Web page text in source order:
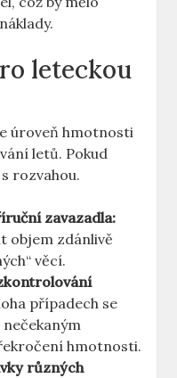
leteckou
úroveň hmotnosti
letů. Pokud
rozvahou.
zavazadla:
objem zdánlivě
věcí.
případech se
hmotnosti.
různých